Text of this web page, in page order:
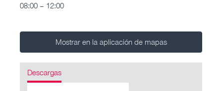
08:00 – 12:00
Mostrar en la aplicación de mapas
Descargas